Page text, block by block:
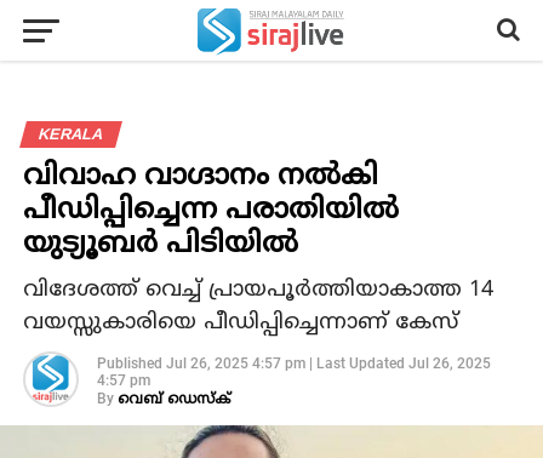
KERALA
വിവാഹ വാഗ്ദാനം നൽകി
പീഡിപ്പിച്ചെന്ന പരാതിയിൽ
യുട്യൂബർ പിടിയിൽ
വിദേശത്ത് വെച്ച് പ്രായപൂർത്തിയാകാത്ത 14
വയസ്സുകാരിയെ പീഡിപ്പിച്ചെന്നാണ് കേസ്
Published Jul 26, 2025 4:57 pm| Last Updated Jul 26, 2025
4:57 pm
By വെബ് ഡെസ്‌ക്